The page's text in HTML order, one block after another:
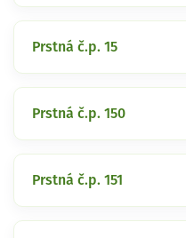
Prstná č.p. 15
Prstná č.p. 150
Prstná č.p. 151